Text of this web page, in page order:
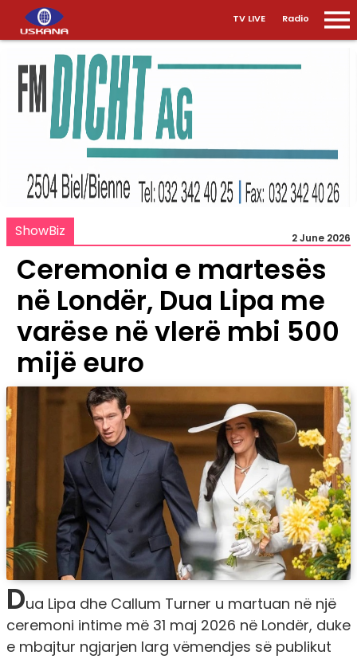
TV LIVE Radio
ShowBiz 2 June 2026
Ceremonia e martesës
në Londër, Dua Lipa me
varëse në vlerë mbi 500
mijë euro
Dua Lipa dhe Callum Turner u martuan në një
ceremoni intime më 31 maj 2026 në Londër, duke
e mbajtur ngjarjen larg vëmendjes së publikut